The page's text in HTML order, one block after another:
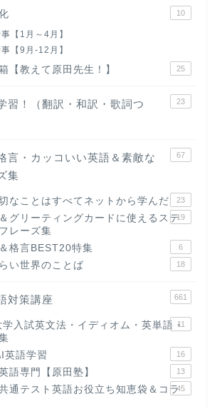
10
【1月～4月】
【9月-12月】
【教えて原田先生！】 25
習！（翻訳・和訳・歌詞つ
23
言・カッコいい英語＆素敵な
集
67
なことはすべてネットから学んだ 23
グリーティングカードに使えるステ
レーズ集
19
格言BEST20特集 6
い世界のことば 18
対策講座 661
入試英文法・イディオム・英単語・
11
英語学習 16
語専門【原田塾】 13
通テスト英語お役立ち知恵袋＆コラ45